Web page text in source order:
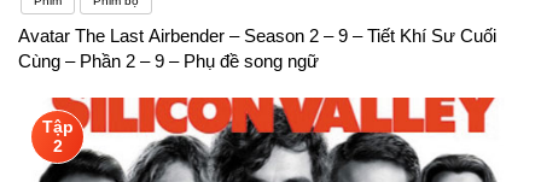
Avatar The Last Airbender – Season 2 – 9 – Tiết Khí Sư Cuối
Cùng – Phần 2 – 9 – Phụ đề song ngữ
Tập
2